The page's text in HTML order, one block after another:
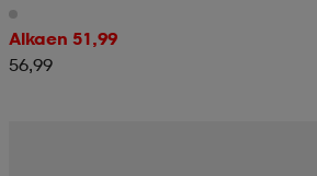
Alkaen 51,99
56,99